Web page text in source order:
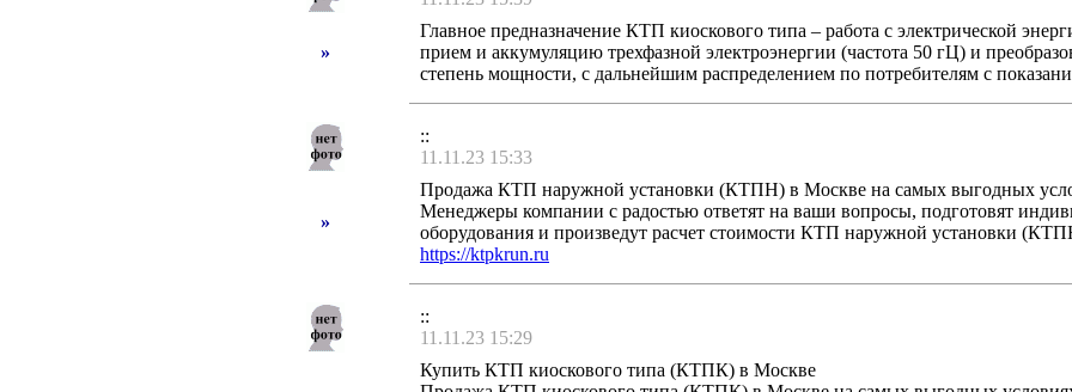
»
Главное предназначение КТП киоскового типа – работа с электрической
прием и аккумуляцию трехфазной электроэнергии (частота 50 гЦ) и
степень мощности, с дальнейшим распределением по потребителям с
::
11.11.23 15:33
»
Продажа КТП наружной установки (КТПН) в Москве на самых выгодных
Менеджеры компании с радостью ответят на ваши вопросы, подготовят
оборудования и произведут расчет стоимости КТП наружной установки
https://ktpkrun.ru
::
11.11.23 15:29
Купить КТП киоскового типа (КТПК) в Москве